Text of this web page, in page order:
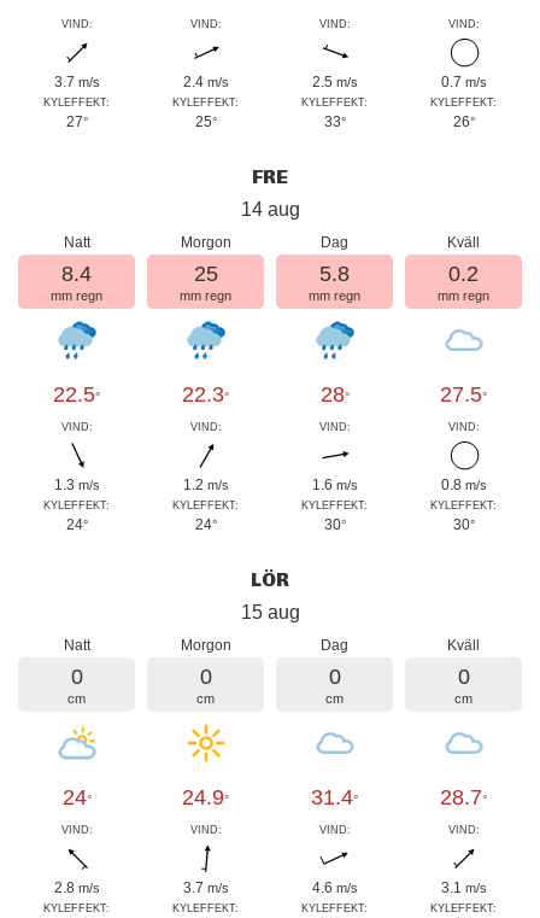
VIND:
3.7 m/s
KYLEFFEKT:
27°
VIND:
2.4 m/s
KYLEFFEKT:
25°
VIND:
2.5 m/s
KYLEFFEKT:
33°
VIND:
0.7 m/s
KYLEFFEKT:
26°
FRE
14 aug
Natt
8.4
mm regn
22.5°
VIND:
1.3 m/s
KYLEFFEKT:
24°
Morgon
25
mm regn
22.3°
VIND:
1.2 m/s
KYLEFFEKT:
24°
Dag
5.8
mm regn
28°
VIND:
1.6 m/s
KYLEFFEKT:
30°
Kväll
0.2
mm regn
27.5°
VIND:
0.8 m/s
KYLEFFEKT:
30°
LÖR
15 aug
Natt
0
cm
24°
VIND:
2.8 m/s
KYLEFFEKT:
Morgon
0
cm
24.9°
VIND:
3.7 m/s
KYLEFFEKT:
Dag
0
cm
31.4°
VIND:
4.6 m/s
KYLEFFEKT:
Kväll
0
cm
28.7°
VIND:
3.1 m/s
KYLEFFEKT: